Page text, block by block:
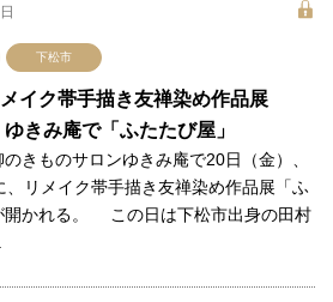
下松市
メイク帯手描き友禅染め作品展
きみ庵で「ふたたび屋」
きものサロンゆきみ庵で20日（金）、
、リメイク帯手描き友禅染め作品展「ふ
開かれる。 この日は下松市出身の田村